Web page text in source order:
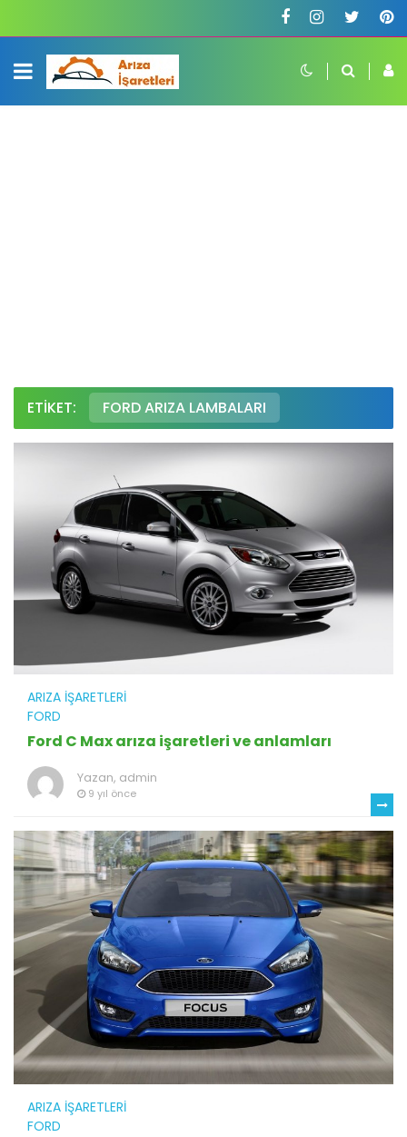
ETIKET: FORD ARIZA LAMBALARI
ARIZA İŞARETLERI
FORD
Ford C Max arıza işaretleri ve anlamları
Yazan, admin
9 yıl önce
ARIZA İŞARETLERI
FORD